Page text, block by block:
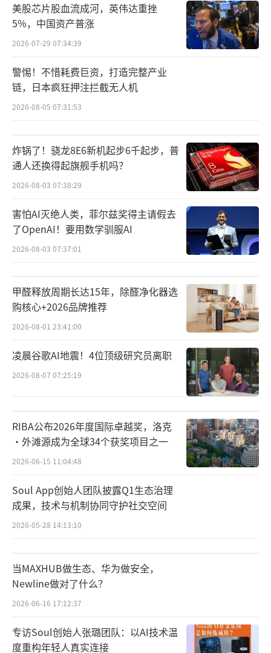
2015年12月，猎鹰9号首次成功回收一级
火箭，实现垂直着陆，将发射成本压缩至传统
航天的十分之一。SpaceX虽然不是商业航天的
开创者，但它开创了“低成本+高频次+可复
用”的商业航天模式
天”从“政府项目的分包商”变成了“独立可
持续的生意”。
马斯克的初衷据说是降低火星移民的成
本，直接效果则是卫星发射拥有了高性价比的
马斯克的精力不止在天上。在地面上，特
斯拉的完全自动驾驶（FSD）系统和人形机器
016年，马斯克宣布所有新出厂车辆将配备支持
完全自动驾驶的硬件，并着手组建自研芯片团
队。
此后FSD经历了从辅助驾驶到端到端神经
网络的多次迭代。2025年底，特斯拉推送FSD
V14，将xAI的Grok大模型能力整合进导航和决
策系统，使决策系统获得了一层语言理解能
力。
人形机器人Optimus则于2021年8月首次
以概念形式亮相，2022年9月原型机实体登场。
第三代Optimus是首款面向大规模量产设计的
版本，计划2026年底启动生产，长期规划产能
机器人和智驾系统属于马斯克的另一家公
司特斯拉，但特斯拉在SpaceX的招股书中频繁
机器人和智驾需要芯片。2026年3月，Spa
美股芯片股血流成河，英伟达重挫
5%，中国资产普涨
2026-07-29 07:34:39
警惕！不惜耗费巨资，打造完整产业
链，日本疯狂押注拦截无人机
2026-08-05 07:31:53
炸锅了！骁龙8E6新机起步6千起步，普
通人还换得起旗舰手机吗？
2026-08-03 07:38:29
害怕AI灭绝人类，菲尔兹奖得主请假去
了OpenAI！要用数学驯服AI
2026-08-03 07:37:01
甲醛释放周期长达15年，除醛净化器选
购核心+2026品牌推荐
2026-08-01 23:41:00
凌晨谷歌AI地震！4位顶级研究员离职
2026-08-07 07:25:19
RIBA公布2026年度国际卓越奖，洛克
·外滩源成为全球34个获奖项目之一
2026-06-15 11:04:48
Soul App创始人团队披露Q1生态治理
成果，技术与机制协同守护社交空间
2026-05-28 14:13:10
当MAXHUB做生态、华为做安全，
Newline做对了什么？
2026-06-16 17:12:37
专访Soul创始人张璐团队：以AI技术温
度重构年轻人真实连接